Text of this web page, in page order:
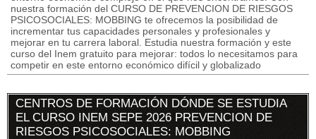
nuestra formación del CURSO DE PREVENCION DE RIESGOS
PSICOSOCIALES: MOBBING te ofrecemos la posibilidad de
incrementar tus capacidades personales y profesionales y
mejorar en tu carrera laboral. Estudia nuestra formación y este
curso del Inem gratuito para mejorar: todos lo necesitamos para
competir en este entorno económico difícil y globalizado
CENTROS DE FORMACIÓN DÓNDE SE ESTUDIA
EL CURSO INEM SEPE 2026 PREVENCION DE
RIESGOS PSICOSOCIALES: MOBBING